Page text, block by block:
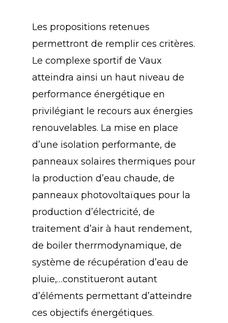
Les propositions retenues
permettront de remplir ces critères.
Le complexe sportif de Vaux
atteindra ainsi un haut niveau de
performance énergétique en
privilégiant le recours aux énergies
renouvelables. La mise en place
d’une isolation performante, de
panneaux solaires thermiques pour
la production d’eau chaude, de
panneaux photovoltaïques pour la
production d’électricité, de
traitement d’air à haut rendement,
de boiler therrmodynamique, de
système de récupération d’eau de
pluie,…constitueront autant
d’éléments permettant d’atteindre
ces objectifs énergétiques.